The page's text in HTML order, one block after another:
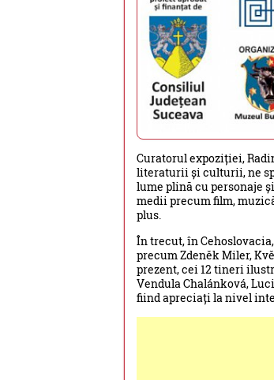
Curatorul expoziției,
literaturii și culturii, ne
lume plină cu personaje
medii precum film,
plus.
În trecut, în
precum Zdeněk Miler,
prezent, cei 12 tineri
Vendula Chalánková,
fiind apreciați la nivel